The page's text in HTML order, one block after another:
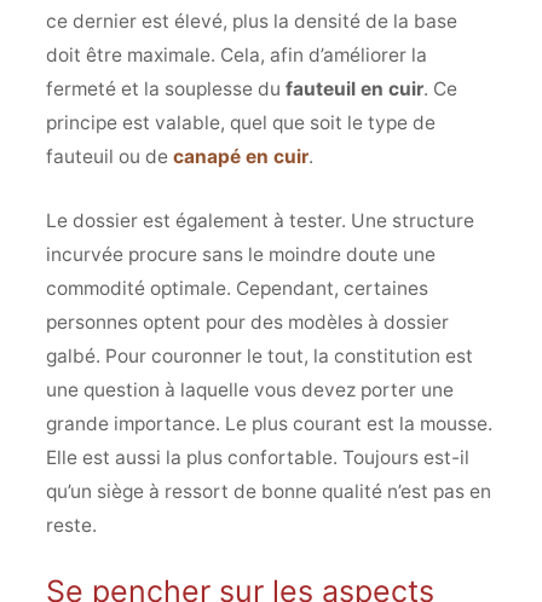
ce dernier est élevé, plus la densité de la base
doit être maximale. Cela, afin d’améliorer la
fermeté et la souplesse du fauteuil en cuir. Ce
principe est valable, quel que soit le type de
fauteuil ou de canapé en cuir.
Le dossier est également à tester. Une structure
incurvée procure sans le moindre doute une
commodité optimale. Cependant, certaines
personnes optent pour des modèles à dossier
galbé. Pour couronner le tout, la constitution est
une question à laquelle vous devez porter une
grande importance. Le plus courant est la mousse.
Elle est aussi la plus confortable. Toujours est-il
qu’un siège à ressort de bonne qualité n’est pas en
reste.
Se pencher sur les aspects